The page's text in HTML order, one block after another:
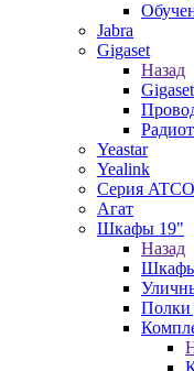
Jabra
Gigaset
Назад
Gigaset
Yeastar
Yealink
Серия
Агат
Шкафы 19"
Назад
Полки